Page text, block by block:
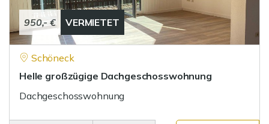
950,- € VERMIETET
Schöneck
Helle großzügige Dachgeschosswohnung
Dachgeschosswohnung